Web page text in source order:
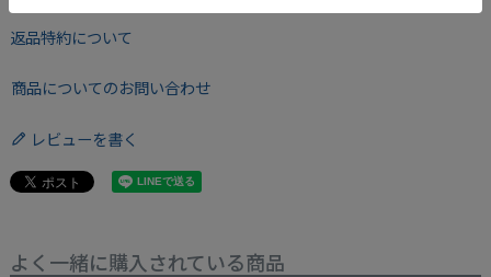
返品特約について
商品についてのお問い合わせ
レビューを書く
よく一緒に購入されている商品